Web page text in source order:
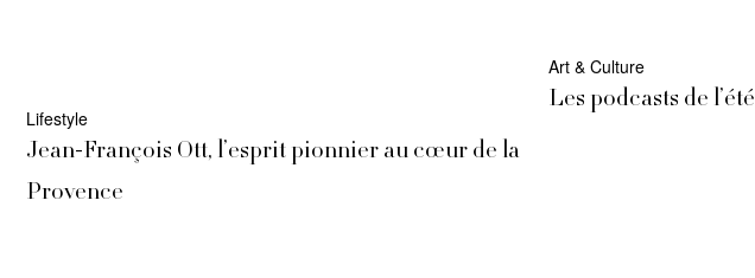
Lifestyle
Jean-François Ott, l’esprit pionnier au cœur de la
Provence
Art & Culture
Les podcasts de l’été